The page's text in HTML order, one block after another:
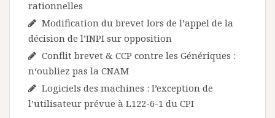
rationnelles
Modification du brevet lors de l’appel de la
décision de l’INPI sur opposition
Conflit brevet & CCP contre les Génériques :
n‘oubliez pas la CNAM
Logiciels des machines : l’exception de
l’utilisateur prévue à L122-6-1 du CPI